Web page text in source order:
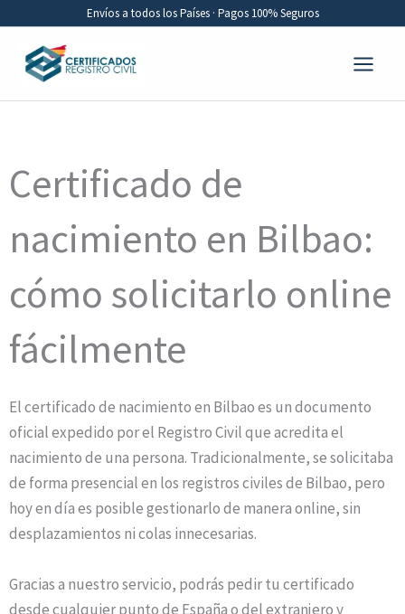
contenido
Envíos a todos los Países · Pagos 100% Seguros
Certificado de
nacimiento en Bilbao:
cómo solicitarlo online
fácilmente
El certificado de nacimiento en Bilbao es un documento
oficial expedido por el Registro Civil que acredita el
nacimiento de una persona. Tradicionalmente, se solicitaba
de forma presencial en los registros civiles de Bilbao, pero
hoy en día es posible gestionarlo de manera online, sin
desplazamientos ni colas innecesarias.
Gracias a nuestro servicio, podrás pedir tu certificado
desde cualquier punto de España o del extranjero y